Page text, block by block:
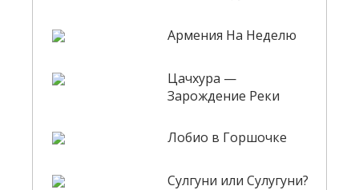
Армения На Неделю
Цачхура —
Зарождение Реки
Лобио в Горшочке
Сулгуни или Сулугуни?